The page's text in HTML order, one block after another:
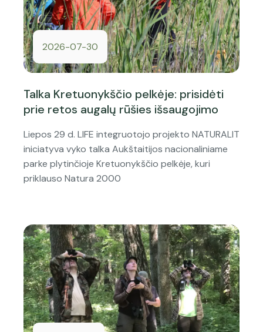
2026-07-30
Talka Kretuonykščio pelkėje: prisidėti
prie retos augalų rūšies išsaugojimo
Liepos 29 d. LIFE integruotojo projekto NATURALIT
iniciatyva vyko talka Aukštaitijos nacionaliniame
parke plytinčioje Kretuonykščio pelkėje, kuri
priklauso Natura 2000